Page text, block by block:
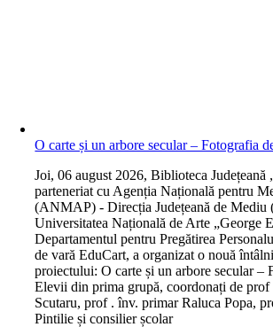
O carte și un arbore secular – Fotografia
Joi, 06 august 2026, Biblioteca Județeană
parteneriat cu Agenția Națională pentru
(ANMAP) - Direcția Județeană de Mediu
Universitatea Națională de Arte „George
Departamentul pentru Pregătirea
de vară EduCart, a organizat o nouă
proiectului: O carte și un arbore secular –
Elevii din prima grupă, coordonați de
Scutaru, prof . înv. primar Raluca Popa,
Pintilie și consilier școlar